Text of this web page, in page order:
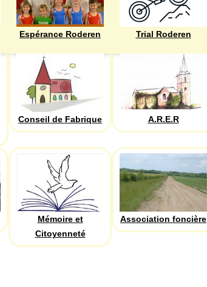
Espérance Roderen Trial Roderen
Conseil de Fabrique A.R.E.R
Mémoire et
Citoyenneté
Association foncière